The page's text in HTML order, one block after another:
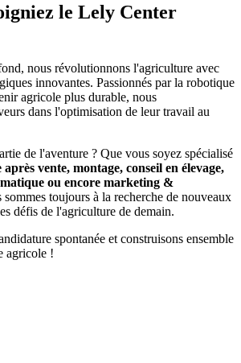
le Lely Center
nous révolutionnons l'agriculture avec
innovantes. Passionnés par la robotique
agricole plus durable, nous
dans l'optimisation de leur travail au
de l'aventure ? Que vous soyez spécialisé
vente, montage, conseil en élevage,
ou encore marketing &
sommes toujours à la recherche de nouveaux
défis de l'agriculture de demain.
spontanée et construisons ensemble
agricole !